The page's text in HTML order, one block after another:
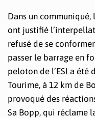
Dans un
ont justifié
refusé de se
passer le barrage en
peloton de l’ESI a été
Tourime, à 12 km de
provoqué des
Sa Bopp, qui réclame